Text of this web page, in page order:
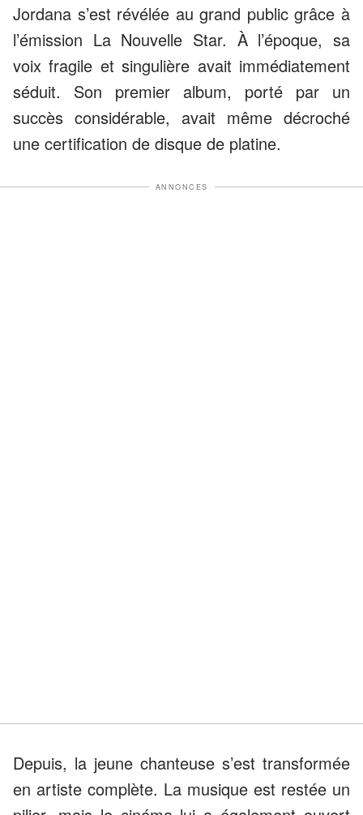
Jordana s’est révélée au grand public grâce à
l’émission La Nouvelle Star. À l’époque, sa
voix fragile et singulière avait immédiatement
séduit. Son premier album, porté par un
succès considérable, avait même décroché
une certification de disque de platine.
ANNONCES
Depuis, la jeune chanteuse s’est transformée
en artiste complète. La musique est restée un